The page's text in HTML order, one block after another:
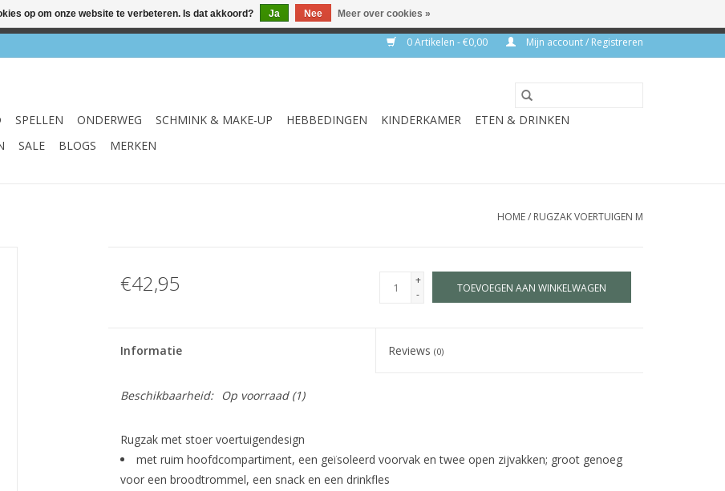
0 Artikelen - €0,00 Mijn account / Registreren
SPELLEN ONDERWEG SCHMINK & MAKE-UP HEBBEDINGEN KINDERKAMER
ETEN & DRINKEN
SALE BLOGS MERKEN
HOME/ RUGZAK VOERTUIGEN M
€42,95
+
-
TOEVOEGEN AAN WINKELWAGEN
Informatie Reviews(0)
Beschikbaarheid: Op voorraad(1)
Rugzak met stoer voertuigendesign
met ruim hoofdcompartiment, een geïsoleerd voorvak en twee open zijvakken; groot genoeg
voor een broodtrommel, een snack en een drinkfles
op om onze website te verbeteren. Is dat akkoord? Ja Nee Meer over cookies »
& webshop ✔ Gratis verzenden vanaf €75 ✔ Levertijd 1-3 werkdagen